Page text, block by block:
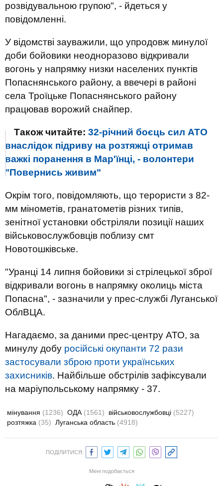
розвідувальною групою", - йдеться у
повідомленні.
У відомстві зауважили, що упродовж минулої
доби бойовики неодноразово відкривали
вогонь у напрямку низки населених пунктів
Попаснянського району, а ввечері в районі
села Троїцьке Попаснянського району
працював ворожий снайпер.
Також читайте: 32-річний боєць сил АТО
внаслідок підриву на розтяжці отримав
важкі поранення в Мар'їнці, - волонтери
"Повернись живим"
Окрім того, повідомляють, що терористи з 82-
мм мінометів, гранатометів різних типів,
зенітної установки обстріляли позиції наших
військовослужбовців поблизу смт
Новотошківське.
"Уранці 14 липня бойовики зі стрілецької зброї
відкривали вогонь в напрямку околиць міста
Попасна", - зазначили у прес-службі Луганської
ОблВЦА.
Нагадаємо, за даними прес-центру АТО, за
минулу добу російські окупанти 72 рази
застосували зброю проти українських
захисників. Найбільше обстрілів зафіксували
на маріупольському напрямку - 37.
мінування (1236) ОДА (1561) військовослужбовці (5227)
розтяжка (35) Луганська область (4918)
ПОДІЛИТИСЯ:
Мені подобається